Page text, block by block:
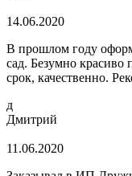
14.06.2020
В прошлом году
сад. Безумно
срок, качественно.
д
Дмитрий
11.06.2020